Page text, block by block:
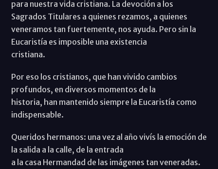
para nuestra vida cristiana. La devoción a los
Sagrados Titulares a quienes rezamos, a quienes
veneramos tan fuertemente, nos ayuda. Pero sin la
Eucaristía es imposible una existencia
cristiana.
Por eso los cristianos, que han vivido cambios
profundos, en diversos momentos de la
historia, han mantenido siempre la Eucaristía como
indispensable.
Queridos hermanos: una vez al año vivís la emoción de
la salida a la calle, de la entrada
a la casa Hermandad de las imágenes tan veneradas.